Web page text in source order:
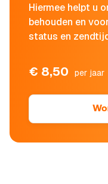
Hiermee helpt u
behouden en
status en
€ 8,50 per jaar